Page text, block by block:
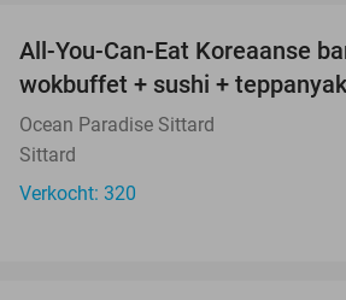
All-You-Can-Eat Koreaanse
wokbuffet + sushi +
Ocean Paradise Sittard
Sittard
Verkocht: 320